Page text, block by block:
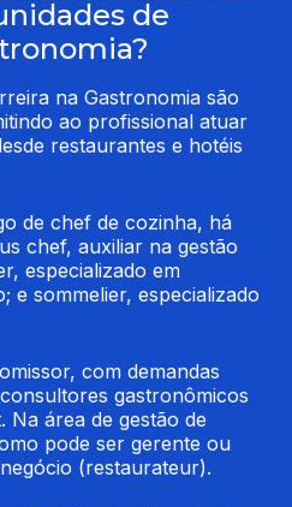
de
na Gastronomia são
ao profissional atuar
restaurantes e hotéis
de chef de cozinha, há
chef, auxiliar na gestão
especializado em
e sommelier, especializado
com demandas
gastronômicos
Na área de gestão de
pode ser gerente ou
(restaurateur).